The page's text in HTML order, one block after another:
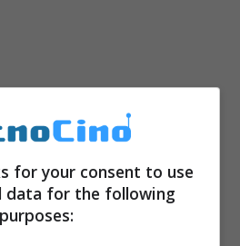
for your consent to use
data for the following
purposes: